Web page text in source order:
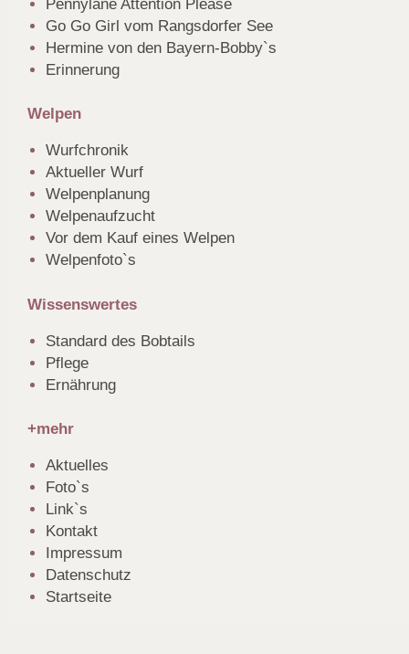
Pennylane Attention Please
Go Go Girl vom Rangsdorfer See
Hermine von den Bayern-Bobby`s
Erinnerung
Welpen
Wurfchronik
Aktueller Wurf
Welpenplanung
Welpenaufzucht
Vor dem Kauf eines Welpen
Welpenfoto`s
Wissenswertes
Standard des Bobtails
Pflege
Ernährung
+mehr
Aktuelles
Foto`s
Link`s
Kontakt
Impressum
Datenschutz
Startseite